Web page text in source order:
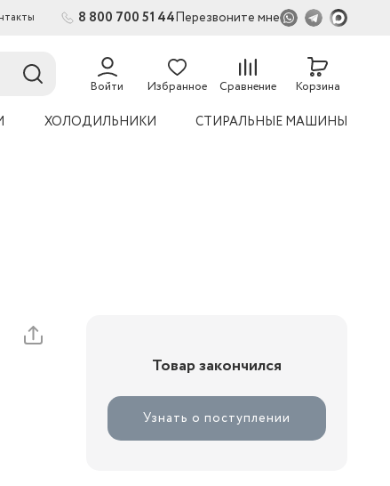
8 800 700 51 44Перезвоните мне
Войти Избранное Сравнение Корзина
ХОЛОДИЛЬНИКИ СТИРАЛЬНЫЕ МАШИНЫ
Товар закончился
Узнать о поступлении